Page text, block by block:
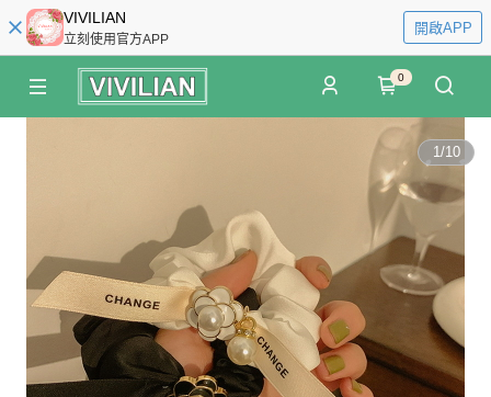
VIVILIAN
立刻使用官方APP
開啟APP
0
1/10